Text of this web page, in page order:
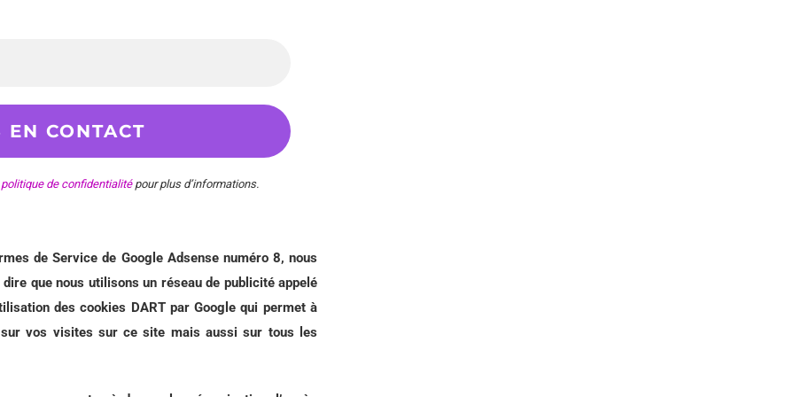
politique de confidentialitépour plus d’informations.
de Service de Google Adsense numéro 8, nous
que nous utilisons un réseau de publicité appelé
des cookies DART par Google qui permet à
vos visites sur ce site mais aussi sur tous les